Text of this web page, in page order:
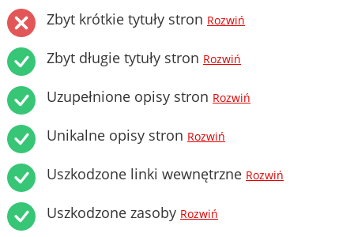
Zbyt krótkie tytuły stron Rozwiń
Zbyt długie tytuły stron Rozwiń
Uzupełnione opisy stron Rozwiń
Unikalne opisy stron Rozwiń
Uszkodzone linki wewnętrzne Rozwiń
Uszkodzone zasoby Rozwiń